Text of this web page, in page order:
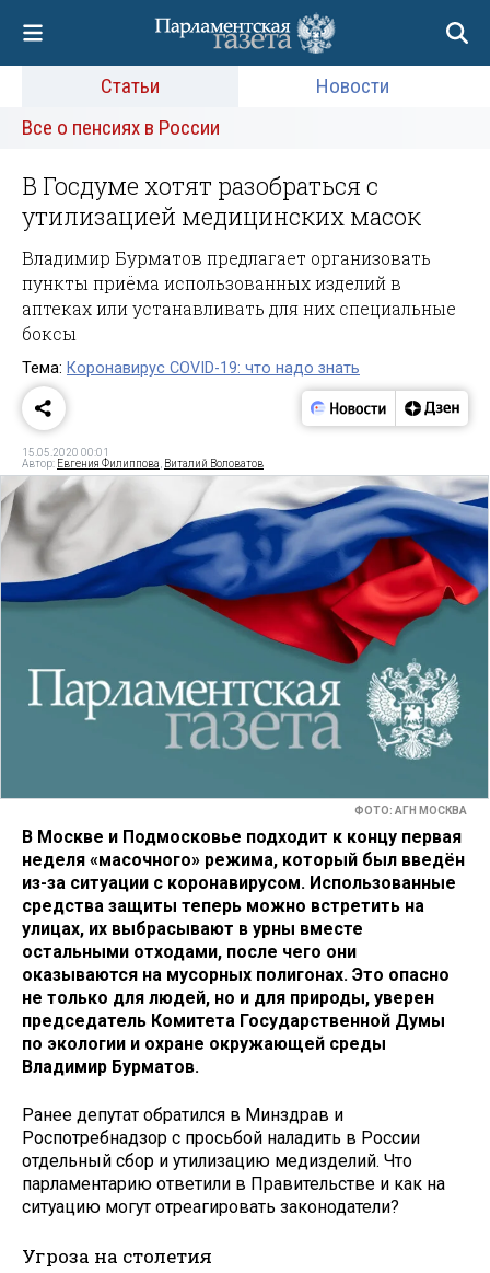
Статьи
Новости
Все о пенсиях в России
В Госдуме хотят разобраться с
утилизацией медицинских масок
Владимир Бурматов предлагает организовать
пункты приёма использованных изделий в
аптеках или устанавливать для них специальные
боксы
Тема: Коронавирус COVID-19: что надо знать
15.05.2020 00:01
Автор: Евгения Филиппова Виталий Воловатов
ФОТО: АГН МОСКВА
В Москве и Подмосковье подходит к концу первая
неделя «масочного» режима, который был введён
из-за ситуации с коронавирусом. Использованные
средства защиты теперь можно встретить на
улицах, их выбрасывают в урны вместе
остальными отходами, после чего они
оказываются на мусорных полигонах. Это опасно
не только для людей, но и для природы, уверен
председатель Комитета Государственной Думы
по экологии и охране окружающей среды
Владимир Бурматов.
Ранее депутат обратился в Минздрав и
Роспотребнадзор с просьбой наладить в России
отдельный сбор и утилизацию медизделий. Что
парламентарию ответили в Правительстве и как на
ситуацию могут отреагировать законодатели?
Угроза на столетия